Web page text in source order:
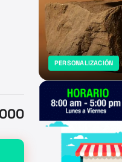
PERSONALIZACIÓN